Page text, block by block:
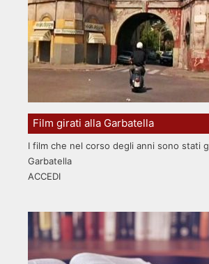
Film girati alla Garbatella
I film che nel corso degli anni sono stati
Garbatella
ACCEDI